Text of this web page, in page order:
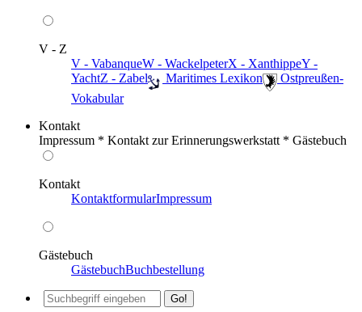
V - Z
V - VabanqueW - WackelpeterX - XanthippeY -
YachtZ - Zabel ️ Maritimes Lexikon
️ Ostpreußen-
Vokabular
Kontakt
Impressum * Kontakt zur Erinnerungswerkstatt * Gästebuch
Kontakt
KontaktformularImpressum
Gästebuch
GästebuchBuchbestellung